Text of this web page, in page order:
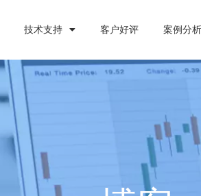
技术支持 客户好评 案例分析